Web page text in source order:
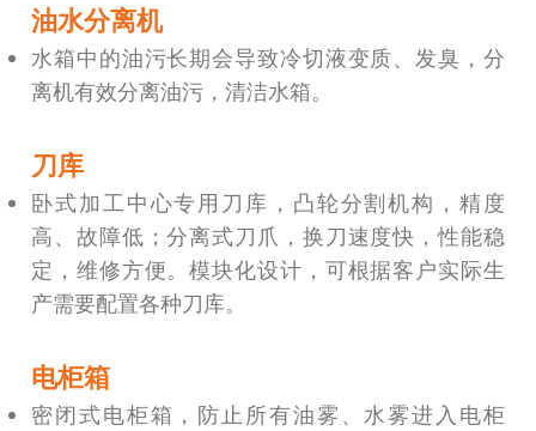
油水分离机
水箱中的油污长期会导致冷切液变质、发臭，分
离机有效分离油污，清洁水箱。
刀库
卧式加工中心专用刀库，凸轮分割机构，精度
高、故障低；分离式刀爪，换刀速度快，性能稳
定，维修方便。模块化设计，可根据客户实际生
产需要配置各种刀库。
电柜箱
密闭式电柜箱，防止所有油雾、水雾进入电柜